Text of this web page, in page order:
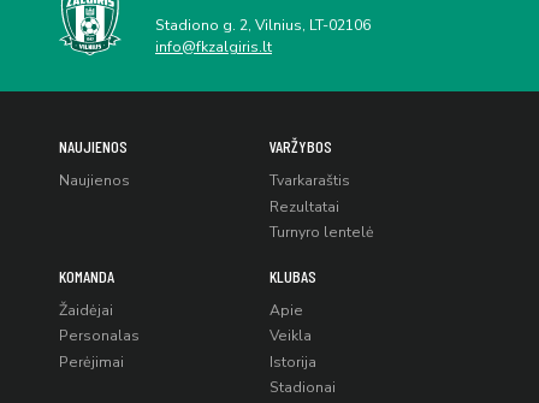
Stadiono g. 2, Vilnius, LT-02106
info@fkzalgiris.lt
NAUJIENOS
Naujienos
VARŽYBOS
Tvarkaraštis
Rezultatai
Turnyro lentelė
KOMANDA
Žaidėjai
Personalas
Perėjimai
KLUBAS
Apie
Veikla
Istorija
Stadionai